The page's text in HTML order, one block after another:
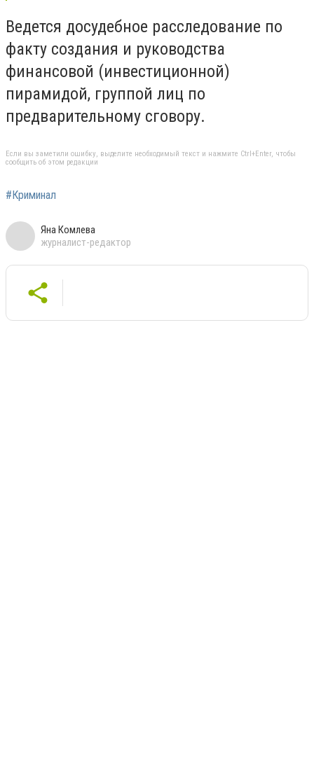
Ведется досудебное расследование по
факту создания и руководства
финансовой (инвестиционной)
пирамидой, группой лиц по
предварительному сговору.
Если вы заметили ошибку, выделите необходимый текст и нажмите Ctrl+Enter, чтобы
сообщить об этом редакции
#Криминал
Яна Комлева
журналист-редактор